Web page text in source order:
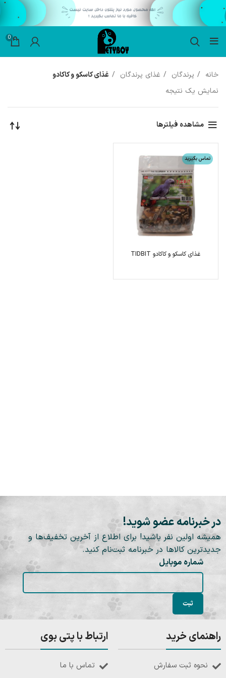
0
خانه پرندگان غذای پرندگان
غذای کاسکو و کاکادو
نمایش یک نتیجه
مشاهده فیلترها
تماس بگیرید
غذای کاسکو و کاکادو TIDBIT
در خبرنامه عضو شوید!
همیشه اولین نفر باشید! برای اطلاع از آخرین تخفیف‌ها و
جدیدترین کالاها در خبرنامه ثبت‌نام کنید.
شماره موبایل
راهنمای خرید
نحوه ثبت سفارش
ارتباط با پتی بوی
تماس با ما